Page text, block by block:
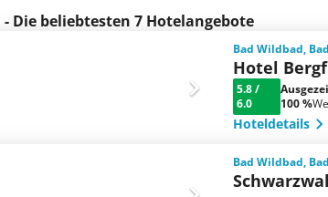
Die beliebtesten 7 Hotelangebote
Bad Wildbad,
Hotel
5.8/
6.0
100 %
Hoteldetails
Bad Wildbad,